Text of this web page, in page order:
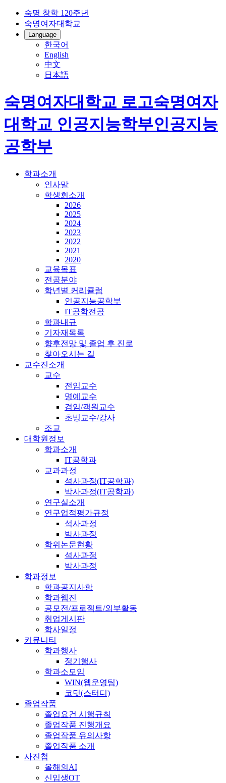
숙명 창학 120주년
숙명여자대학교
Language
한국어
English
中文
日本語
숙명여자대학교 로고숙명여자
대학교 인공지능학부인공지능
공학부
학과소개
인사말
학생회소개
2026
2025
2024
2023
2022
2021
2020
교육목표
전공분야
학년별 커리큘럼
인공지능공학부
IT공학전공
학과내규
기자재목록
향후전망 및 졸업 후 진로
찾아오시는 길
교수진소개
교수
전임교수
명예교수
겸임/객원교수
초빙교수/강사
조교
대학원정보
학과소개
IT공학과
교과과정
석사과정(IT공학과)
박사과정(IT공학과)
연구실소개
연구업적평가규정
석사과정
박사과정
학위논문현황
석사과정
박사과정
학과정보
학과공지사항
학과웹진
공모전/프로젝트/외부활동
취업게시판
학사일정
커뮤니티
학과행사
정기행사
학과소모임
WIN(웹운영팀)
코딧(스터디)
졸업작품
졸업요건 시행규칙
졸업작품 진행개요
졸업작품 유의사항
졸업작품 소개
사진첩
올해의AI
신입생OT